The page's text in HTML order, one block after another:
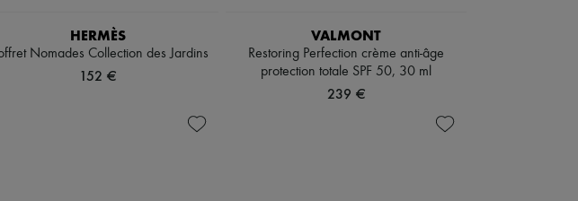
HERMÈS
Nomades Collection des Jardins
152 €
VALMONT
Restoring Perfection crème anti-âge
protection totale SPF 50, 30 ml
239 €